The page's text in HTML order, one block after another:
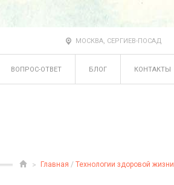
МОСКВА, СЕРГИЕВ-ПОСАД
ВОПРОС-ОТВЕТ БЛОГ КОНТАКТЫ
Главная / Технологии здоровой жизни